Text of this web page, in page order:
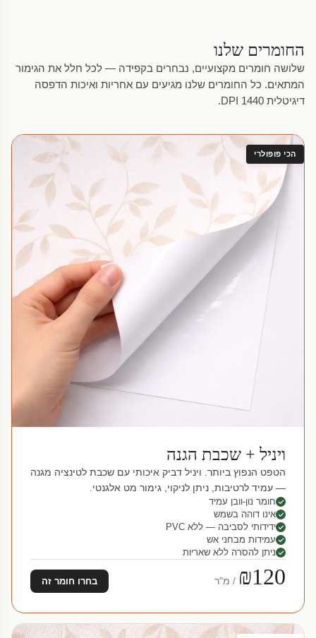
החומרים שלנו
שלושה חומרים מקצועיים, נבחרים בקפידה — לכל חלל את הגימור
המתאים. כל החומרים שלנו מגיעים עם אחריות ואיכות הדפסה
דיגיטלית 1440 DPI.
הכי פופולרי
ויניל + שכבת הגנה
הטפט הנפוץ ביותר. ויניל דביק איכותי עם שכבת לטינציה מגנה
— עמיד לרטיבות, ניתן לניקוי, גימור מט אלגנטי.
חומר נון-וובן עמיד
אינו דוהה בשמש
ידידותי לסביבה — ללא PVC
עמידות מבחני אש
ניתן להסרה ללא שאריות
₪120 / מ"ר בחרו חומר זה